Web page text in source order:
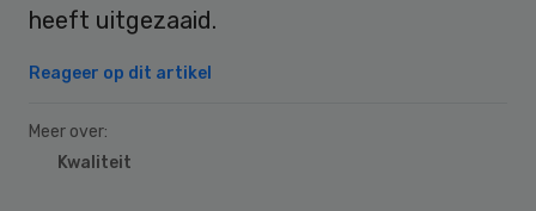
heeft uitgezaaid.
Reageer op dit artikel
Meer over:
Kwaliteit